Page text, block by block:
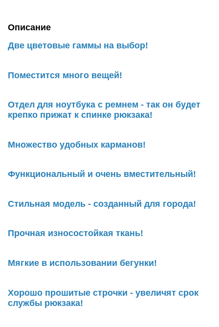
Описание
Две цветовые гаммы на выбор!
Поместится много вещей!
Отдел для ноутбука с ремнем - так он будет
крепко прижат к спинке рюкзака!
Множество удобных карманов!
Функциональный и очень вместительный!
Стильная модель - созданный для города!
Прочная износостойкая ткань!
Мягкие в использовании бегунки!
Хорошо прошитые строчки - увеличят срок
службы рюкзака!